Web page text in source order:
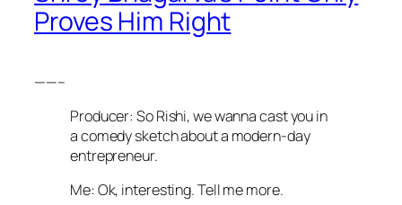
Proves Him Right
——–
Producer: So Rishi, we wanna cast you in
a comedy sketch about a modern-day
entrepreneur.
Me: Ok, interesting. Tell me more.